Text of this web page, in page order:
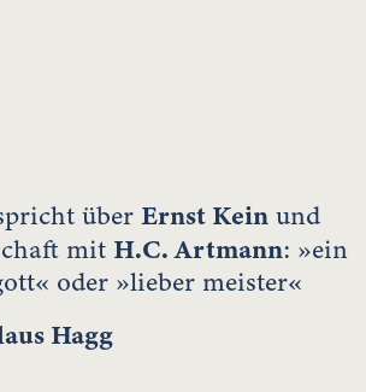
überErnst Kein und
mit H.C. Artmann: »ein
oder »lieber meister«
Hagg